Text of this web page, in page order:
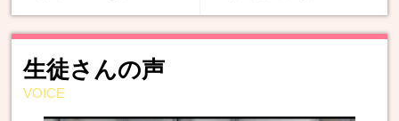
生徒さんの声
VOICE